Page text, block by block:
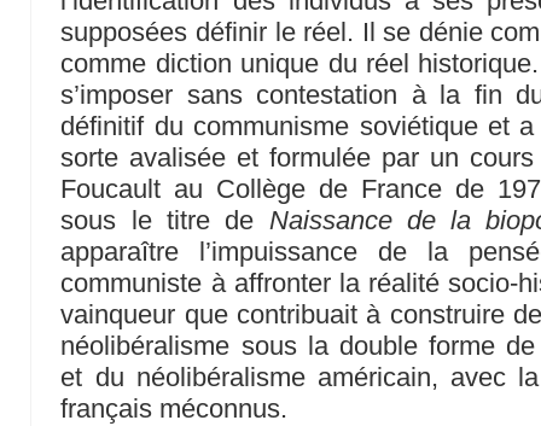
supposées définir le réel. Il se dénie
comme diction unique du réel
s’imposer sans contestation à la fin
définitif du communisme soviétique et
sorte avalisée et formulée par un
Foucault au Collège de France de
sous le titre de Naissance de la
apparaître l’impuissance de la
communiste à affronter la réalité socio-
vainqueur que contribuait à construire
néolibéralisme sous la double forme de
et du néolibéralisme américain, avec
français méconnus.